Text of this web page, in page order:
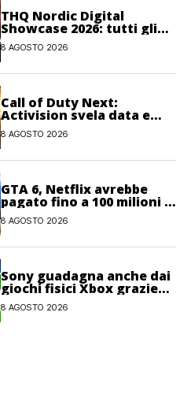
THQ Nordic Digital
Showcase 2026: tutti gli
annunci, i trailer e le
novità dell’evento
8 AGOSTO 2026
Call of Duty Next:
Activision svela data e
orario dell’evento
dedicato a Modern
8 AGOSTO 2026
GTA 6, Netflix avrebbe
pagato fino a 100 milioni di
dollari per l’esclusiva sul
gioco
8 AGOSTO 2026
Sony guadagna anche dai
giochi fisici Xbox grazie
alle licenze Blu-ray
8 AGOSTO 2026